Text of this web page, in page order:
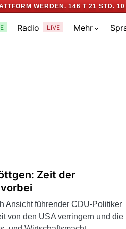
WERDEN. 146 T 21 STD.
Radio LIVE Mehr
Zeit der
Ansicht führender CDU-Politiker
von den USA verringern und die